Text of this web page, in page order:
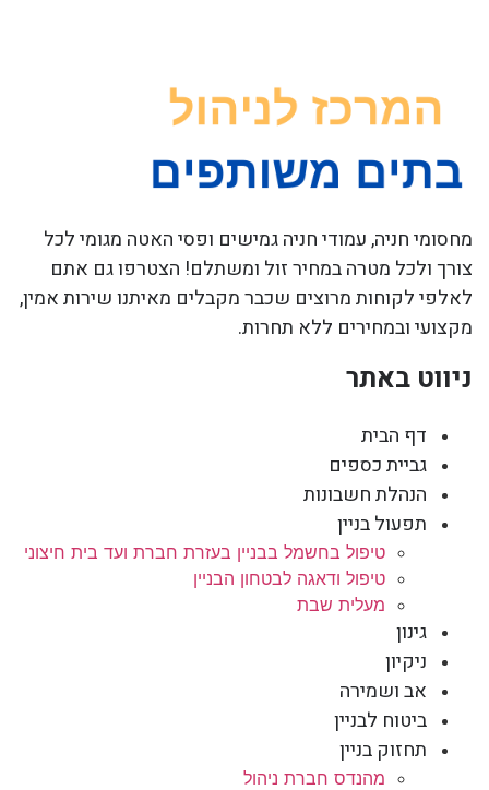
מחסומי חניה, עמודי חניה גמישים ופסי האטה מגומי לכל
צורך ולכל מטרה במחיר זול ומשתלם! הצטרפו גם אתם
לאלפי לקוחות מרוצים שכבר מקבלים מאיתנו שירות אמין,
מקצועי ובמחירים ללא תחרות.
ניווט באתר
דף הבית
גביית כספים
הנהלת חשבונות
תפעול בניין
טיפול בחשמל בבניין בעזרת חברת ועד בית חיצוני
טיפול ודאגה לבטחון הבניין
מעלית שבת
גינון
ניקיון
אב ושמירה
ביטוח לבניין
תחזוק בניין
מהנדס חברת ניהול